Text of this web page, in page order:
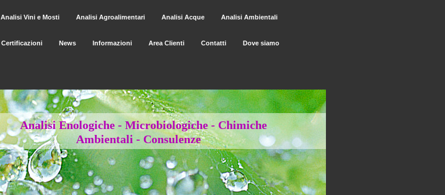
Analisi Vini e Mosti Analisi Agroalimentari Analisi Acque Analisi Ambientali
Certificazioni News Informazioni Area Clienti Contatti Dove siamo
Analisi Enologiche - Microbiologiche - Chimiche
Ambientali - Consulenze